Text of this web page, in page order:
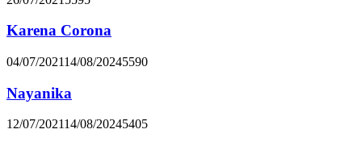
Karena Corona
04/07/202114/08/20245590
Nayanika
12/07/202114/08/20245405